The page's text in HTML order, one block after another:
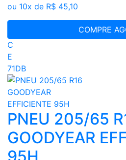
ou 10x de R$ 45,10
COMPRE
C
E
71DB
PNEU 205/65
GOODYEAR
95H